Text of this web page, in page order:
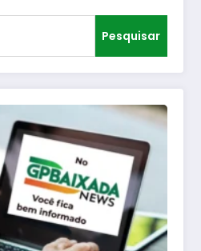
Pesquisar